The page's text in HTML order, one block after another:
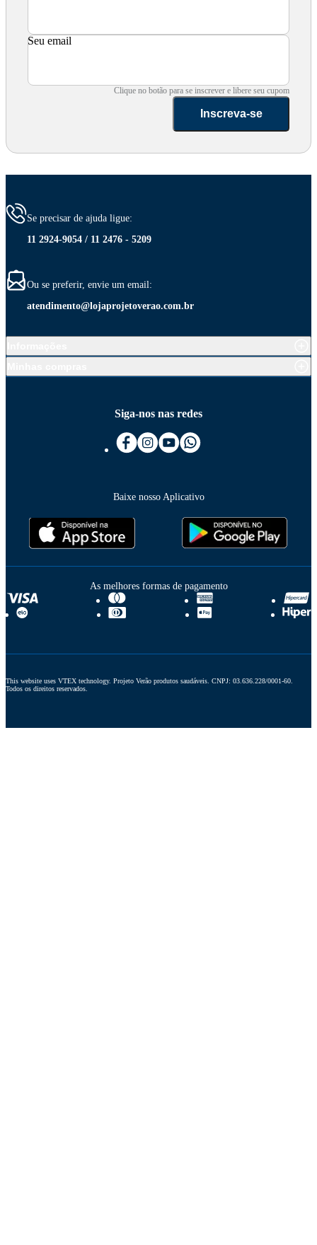
Seu email
Clique no botão para se inscrever e libere seu cupom
Inscreva-se
Se precisar de ajuda ligue:
11 2924-9054 / 11 2476 - 5209
Ou se preferir, envie um email:
atendimento@lojaprojetoverao.com.br
Siga-nos nas redes
Baixe nosso Aplicativo
As melhores formas de pagamento
This website uses VTEX technology. Projeto Verão produtos saudáveis. CNPJ: 03.636.228/0001-60.
Todos os direitos reservados.